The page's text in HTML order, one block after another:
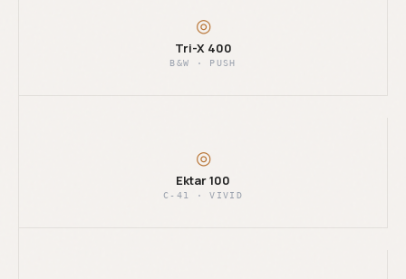
◎
Tri-X 400
B&W · PUSH
◎
Ektar 100
C-41 · VIVID